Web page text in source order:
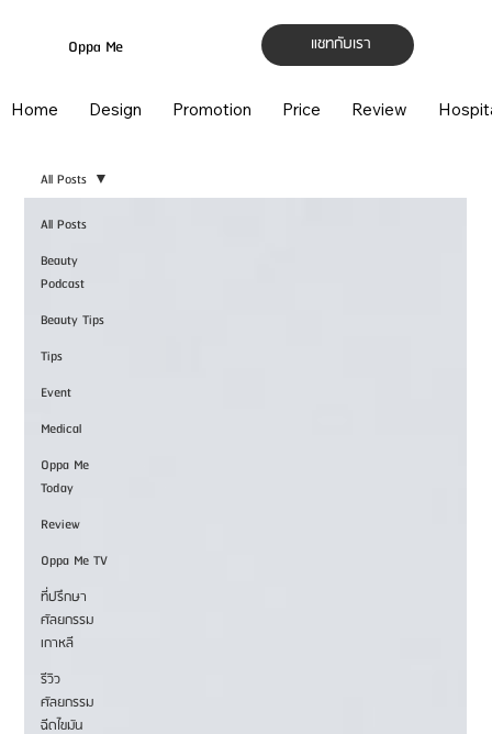
แชทกับเรา
Oppa Me
Home Design Promotion Price Review
All Posts
Beauty
Podcast
Beauty Tips
Tips
Event
Medical
Oppa Me
Today
Review
Oppa Me TV
ที่ปรึกษา
ศัลยกรรม
เกาหลี
รีวิว
ศัลยกรรม
ฉีดไขมัน
All Posts